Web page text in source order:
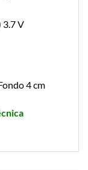
3.7 V
4 cm